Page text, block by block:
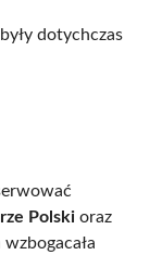
były dotychczas
Polski oraz